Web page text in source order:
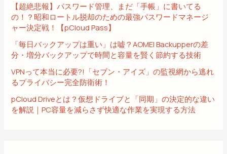
【超絶悲報】パスワード管理、まだ「手帳」に書いてる
の！？昭和ロートル脱却のための最強パスワードマネージ
ャー決定戦！【pCloud Pass】
「毎日バックアップは重い」は嘘？AOMEI Backupperの差
分・増分バックアップで時間と容量を賢く節約する技術
VPNって本当に必要?!「セブン・アイズ」の監視網から逃れ
るプライバシー完全防衛術！
pCloud Driveとは？仮想ドライブと「同期」の決定的な違い
を解説｜PC容量を減らさず快適な作業を実現する方法